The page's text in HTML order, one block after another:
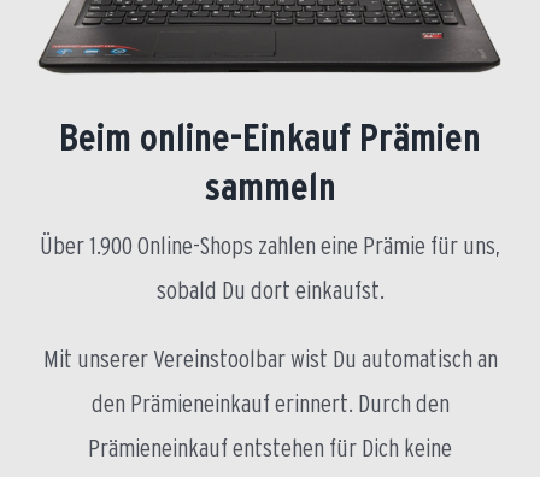
Beim online-Einkauf Prämien
sammeln
Über 1.900 Online-Shops zahlen eine Prämie für uns,
sobald Du dort einkaufst.
Mit unserer Vereinstoolbar wist Du automatisch an
den Prämieneinkauf erinnert. Durch den
Prämieneinkauf entstehen für Dich keine